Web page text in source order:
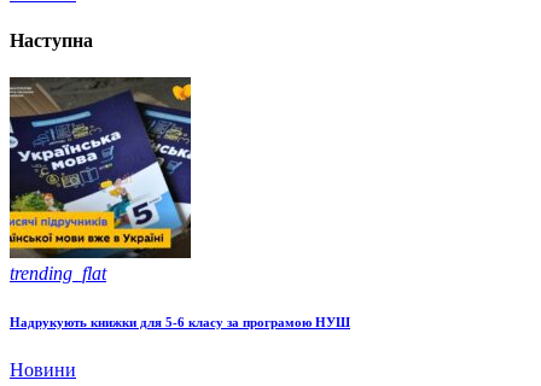
Наступна
trending_flat
Надрукують книжки для 5-6 класу за програмою НУШ
Новини